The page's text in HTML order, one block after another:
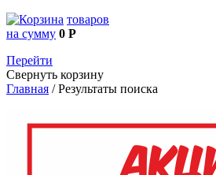
товаров
на сумму 0 Р
Перейти
Свернуть корзину
Главная /Результаты поиска